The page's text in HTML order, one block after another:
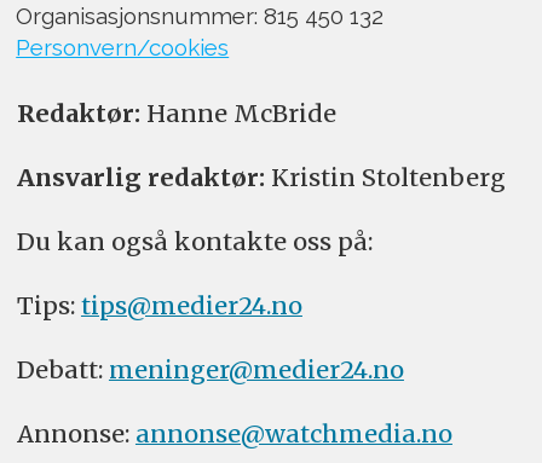
Organisasjonsnummer: 815 450 132
Personvern/cookies
Redaktør: Hanne McBride
Ansvarlig redaktør: Kristin Stoltenberg
Du kan også kontakte oss på:
Tips: tips@medier24.no
Debatt: meninger@medier24.no
Annonse: annonse@watchmedia.no